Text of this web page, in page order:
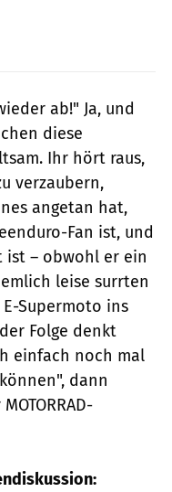
ab!" Ja, und
diese
Ihr hört raus,
verzaubern,
angetan hat,
Fan ist, und
ist – obwohl er ein
leise surrten
Supermoto ins
Folge denkt
einfach noch mal
dann